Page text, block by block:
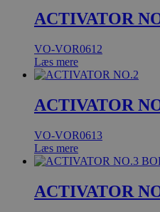
ACTIVATOR
VO-VOR0612
Læs mere
ACTIVATOR
VO-VOR0613
Læs mere
ACTIVATOR